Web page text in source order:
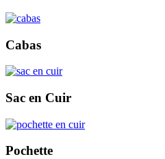
Cabas
Sac en Cuir
Pochette